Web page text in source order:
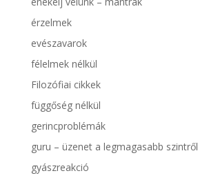
érzelmek
evészavarok
félelmek nélkül
Filozófiai cikkek
függőség nélkül
gerincproblémák
guru – üzenet a legmagasabb szintről
gyászreakció